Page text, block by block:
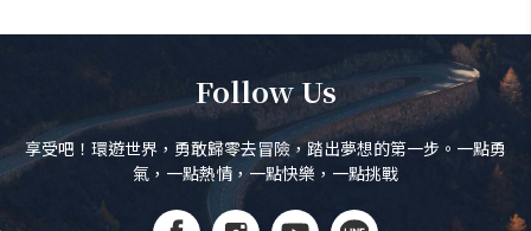
Follow Us
享受吧！環遊世界，勇敢歸零去冒險，踏出夢想的第一步。一點勇
氣，一點熱情，一點快樂，一點挑戰